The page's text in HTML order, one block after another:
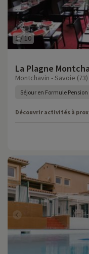
1/10
La Plagne
Montchavin - Savoie (73)
Séjour en Formule Pension
Découvrir activités à